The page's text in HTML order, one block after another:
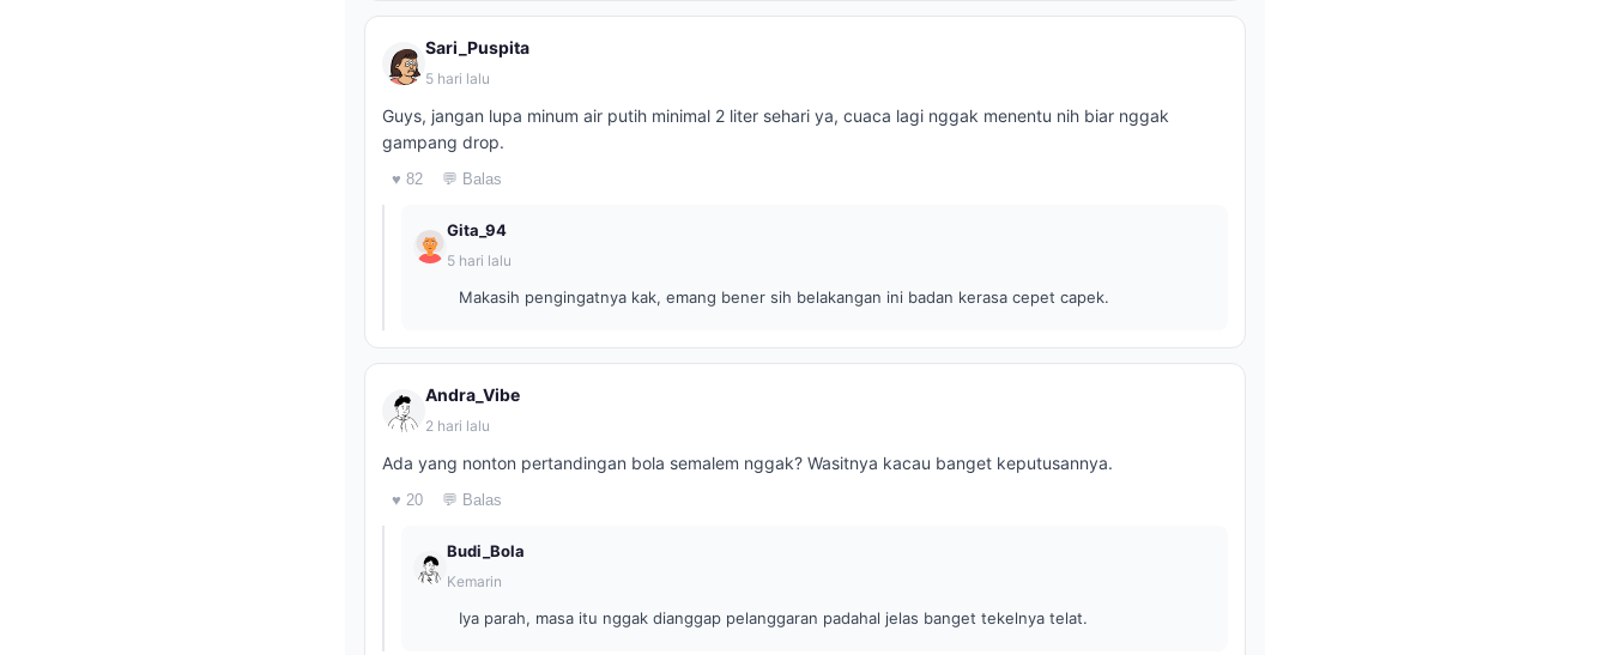
Sari_Puspita
5 hari lalu
Guys, jangan lupa minum air putih minimal 2 liter sehari ya, cuaca lagi nggak menentu nih biar nggak
gampang drop.
♥ 82 💬 Balas
Gita_94
5 hari lalu
Makasih pengingatnya kak, emang bener sih belakangan ini badan kerasa cepet capek.
Andra_Vibe
2 hari lalu
Ada yang nonton pertandingan bola semalem nggak? Wasitnya kacau banget keputusannya.
♥ 20 💬 Balas
Budi_Bola
Kemarin
Iya parah, masa itu nggak dianggap pelanggaran padahal jelas banget tekelnya telat.